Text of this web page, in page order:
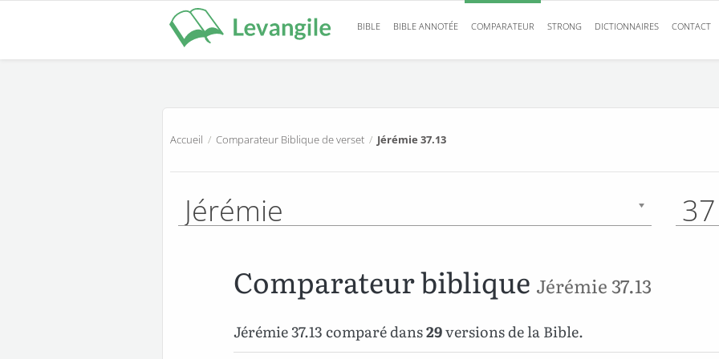
BIBLE BIBLE ANNOTÉE COMPARATEUR STRONG DICTIONNAIRES CONTACT
Accueil / Comparateur Biblique de verset / Jérémie 37.13
Jérémie 37
Comparateur biblique Jérémie 37.13
Jérémie 37.13 comparé dans29versions de la Bible.